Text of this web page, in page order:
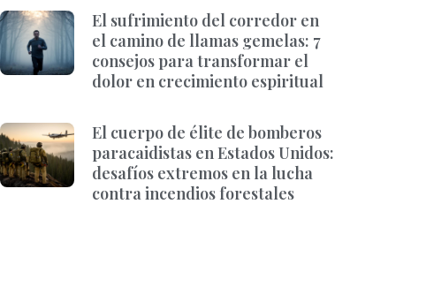
El sufrimiento del corredor en
el camino de llamas gemelas: 7
consejos para transformar el
dolor en crecimiento espiritual
El cuerpo de élite de bomberos
paracaidistas en Estados Unidos:
desafíos extremos en la lucha
contra incendios forestales